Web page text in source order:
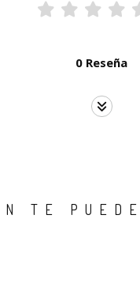
0 Reseña
TE